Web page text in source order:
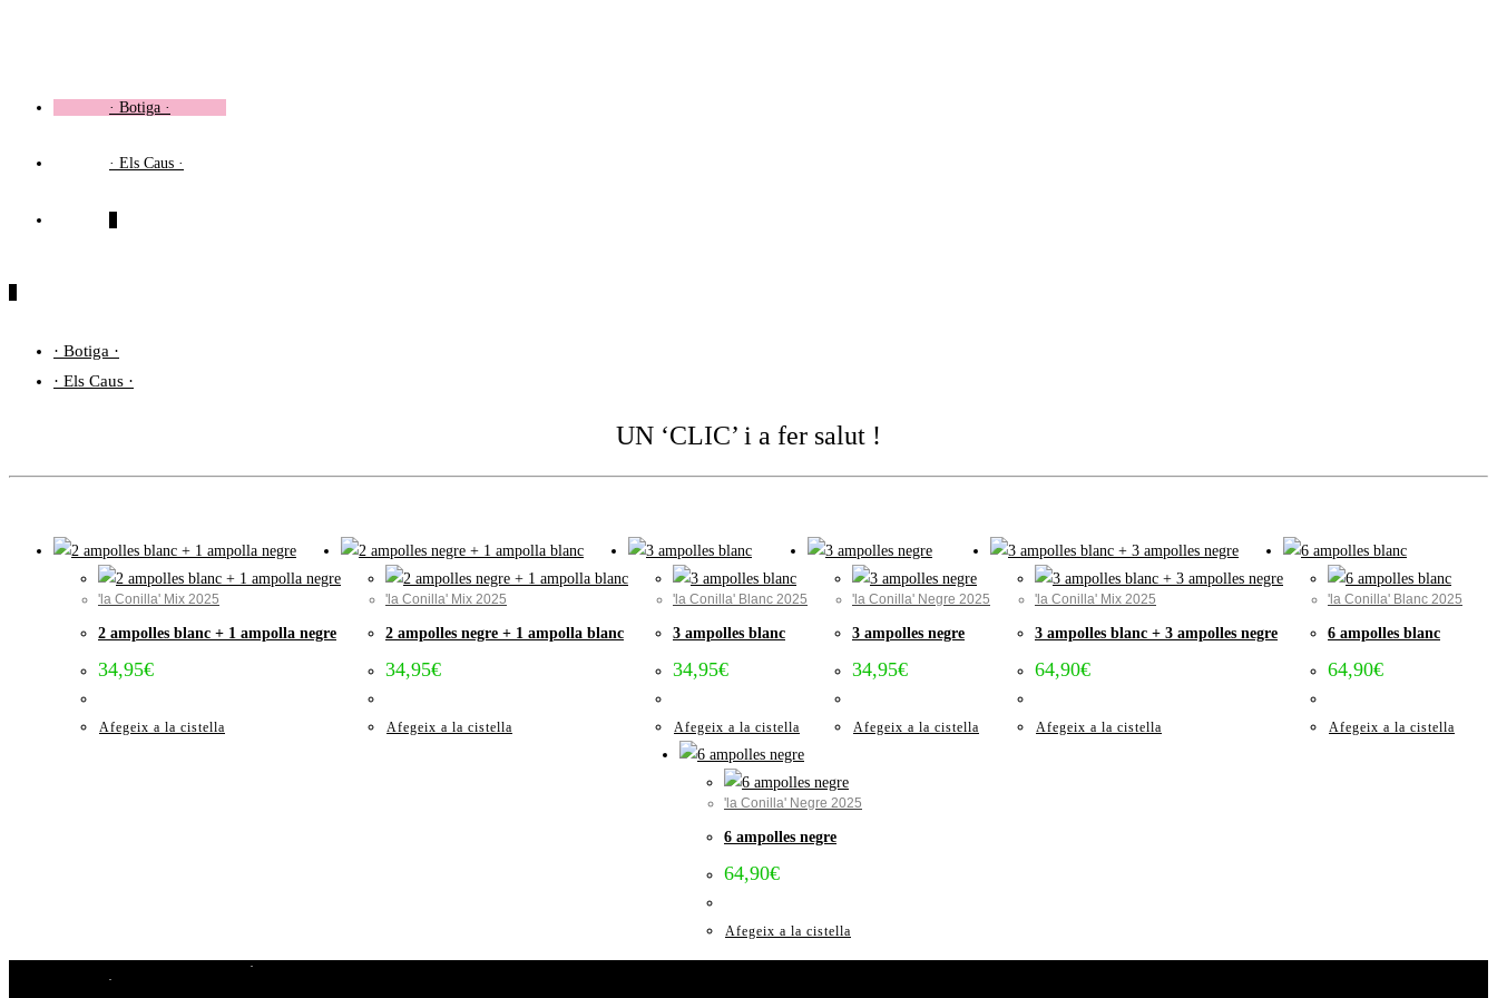
· Botiga ·
· Els Caus ·
· Botiga ·
· Els Caus ·
UN ‘CLIC’ i a fer salut !
'la Conilla' Mix 2025
2 ampolles blanc + 1 ampolla negre
34,95€
Afegeix a la cistella
'la Conilla' Mix 2025
2 ampolles negre + 1 ampolla blanc
34,95€
Afegeix a la cistella
'la Conilla' Blanc 2025
3 ampolles blanc
34,95€
Afegeix a la cistella
'la Conilla' Negre 2025
3 ampolles negre
34,95€
Afegeix a la cistella
'la Conilla' Mix 2025
3 ampolles blanc + 3 ampolles negre
64,90€
Afegeix a la cistella
'la Conilla' Blanc 2025
6 ampolles blanc
64,90€
Afegeix a la cistella
'la Conilla' Negre 2025
6 ampolles negre
64,90€
Afegeix a la cistella